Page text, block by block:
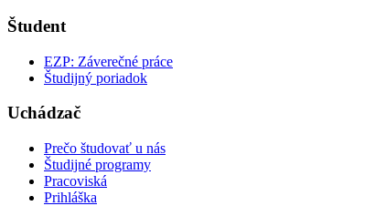
Študent
EZP: Záverečné práce
Študijný poriadok
Uchádzač
Prečo študovať u nás
Študijné programy
Pracoviská
Prihláška